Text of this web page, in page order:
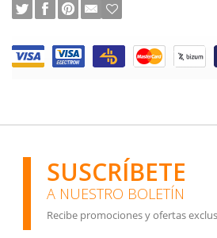
SUSCRÍBETE
A NUESTRO BOLETÍN
Recibe promociones y ofertas